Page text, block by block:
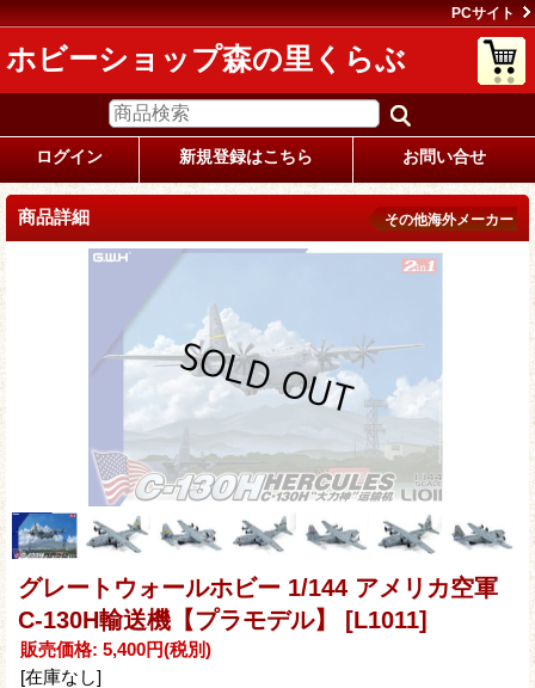
PCサイト
ホビーショップ森の里くらぶ
ログイン 新規登録はこちら お問い合せ
商品詳細 その他海外メーカー
グレートウォールホビー 1/144 アメリカ空軍
C-130H輸送機【プラモデル】 [L1011]
販売価格: 5,400円(税別)
[在庫なし]